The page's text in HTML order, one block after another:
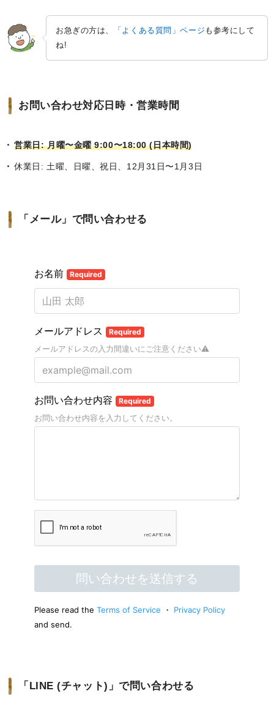
お急ぎの方は、 「よくある質問」ページ も参考にして
ね!
お問い合わせ対応日時・営業時間
営業日: 月曜〜金曜 9:00〜18:00 (日本時間)
休業日: 土曜、日曜、祝日、12月31日〜1月3日
「メール」で問い合わせる
「LINE (チャット)」で問い合わせる